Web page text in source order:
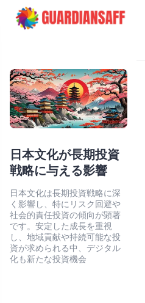
日本文化が長期投資
戦略に与える影響
日本文化は長期投資戦略に深
く影響し、特にリスク回避や
社会的責任投資の傾向が顕著
です。安定した成長を重視
し、地域貢献や持続可能な投
資が求められる中、デジタル
化も新たな投資機会